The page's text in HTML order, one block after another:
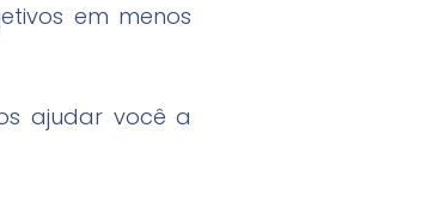
em menos
ajudar você a